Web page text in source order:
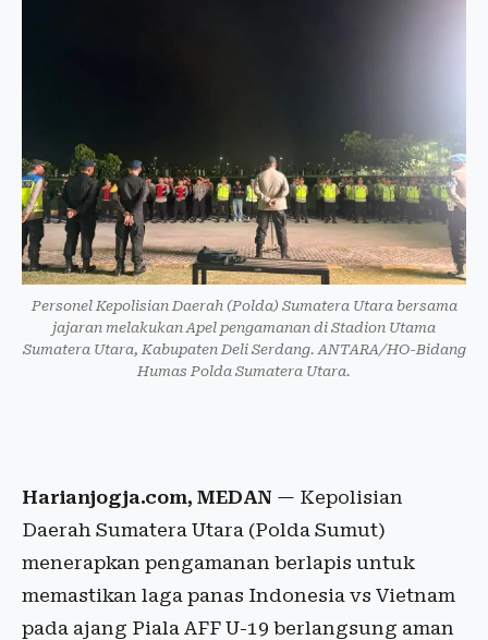
Personel Kepolisian Daerah (Polda) Sumatera Utara bersama
jajaran melakukan Apel pengamanan di Stadion Utama
Sumatera Utara, Kabupaten Deli Serdang. ANTARA/HO-Bidang
Humas Polda Sumatera Utara.
Harianjogja.com, MEDAN — Kepolisian
Daerah Sumatera Utara (Polda Sumut)
menerapkan pengamanan berlapis untuk
memastikan laga panas Indonesia vs Vietnam
pada ajang Piala AFF U-19 berlangsung aman